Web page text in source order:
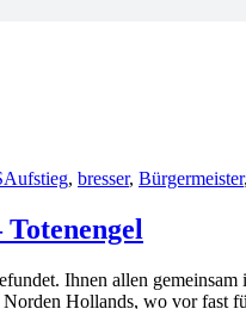
Aufstieg, bresser, Bürgermeister,
Ihnen allen
Hollands, wo vor fast